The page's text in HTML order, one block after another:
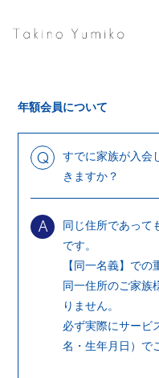
Schedule
Goods
Contact
会員登録 ログ
年額会員について
Q
すでに家族が入会
きますか？
A
同じ住所であって
です。
【同一名義】で
同一住所のご家族
りません。
必ず実際にサービ
名・生年月日）で